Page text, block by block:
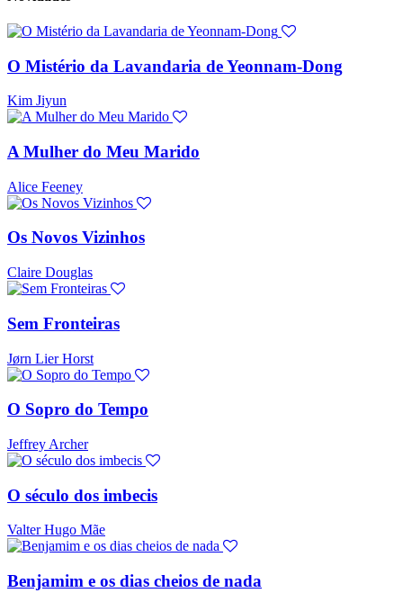
O Mistério da Lavandaria de Yeonnam-Dong
Kim Jiyun
A Mulher do Meu Marido
Alice Feeney
Os Novos Vizinhos
Claire Douglas
Sem Fronteiras
Jørn Lier Horst
O Sopro do Tempo
Jeffrey Archer
O século dos imbecis
Valter Hugo Mãe
Benjamim e os dias cheios de nada